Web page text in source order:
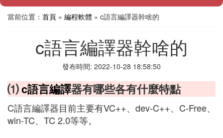
當前位置： 首頁 » 編程軟體 » c語言編譯器幹啥的
c語言編譯器幹啥的
發布時間: 2022-10-28 18:58:50
⑴c語言編譯器有哪些各有什麼特點
C語言編譯器目前主要有VC++、dev-C++、C-Free、
win-TC、TC 2.0等等。